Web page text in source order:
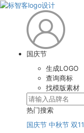
国庆节
生成LOGO
查询商标
找模版素材
热门搜索
国庆节 中秋节 双11